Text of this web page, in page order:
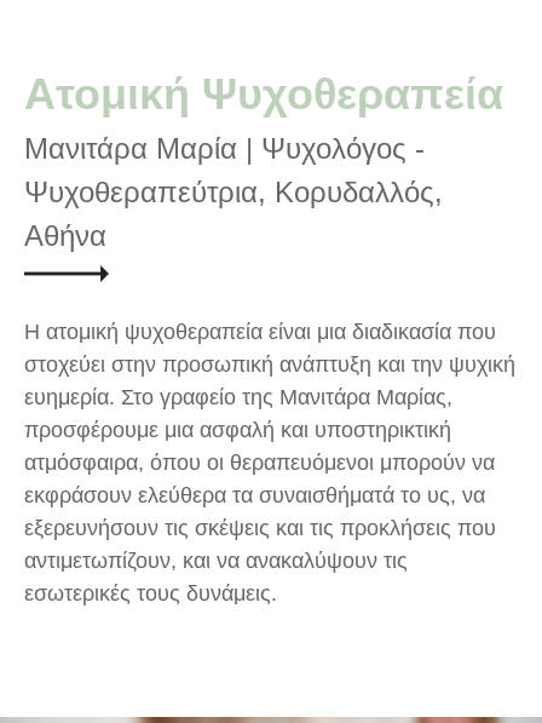
Ατομική Ψυχοθεραπεία
Μανιτάρα Μαρία | Ψυχολόγος -
Ψυχοθεραπεύτρια, Κορυδαλλός,
Αθήνα
Η ατομική ψυχοθεραπεία είναι μια διαδικασία που
στοχεύει στην προσωπική ανάπτυξη και την ψυχική
ευημερία. Στο γραφείο της Μανιτάρα Μαρίας,
προσφέρουμε μια ασφαλή και υποστηρικτική
ατμόσφαιρα, όπου οι θεραπευόμενοι μπορούν να
εκφράσουν ελεύθερα τα συναισθήματά το υς, να
εξερευνήσουν τις σκέψεις και τις προκλήσεις που
αντιμετωπίζουν, και να ανακαλύψουν τις
εσωτερικές τους δυνάμεις.